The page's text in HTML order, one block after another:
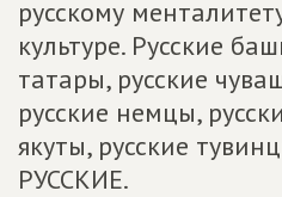
русскому
культуре. Русские
татары, русские
русские немцы,
якуты, русские
РУССКИЕ.